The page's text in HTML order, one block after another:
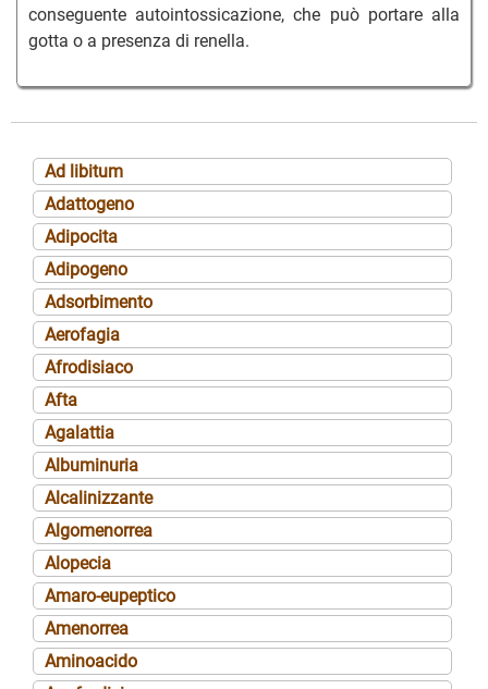
conseguente autointossicazione, che può portare alla
gotta o a presenza di renella.
Ad libitum
Adattogeno
Adipocita
Adipogeno
Adsorbimento
Aerofagia
Afrodisiaco
Afta
Agalattia
Albuminuria
Alcalinizzante
Algomenorrea
Alopecia
Amaro-eupeptico
Amenorrea
Aminoacido